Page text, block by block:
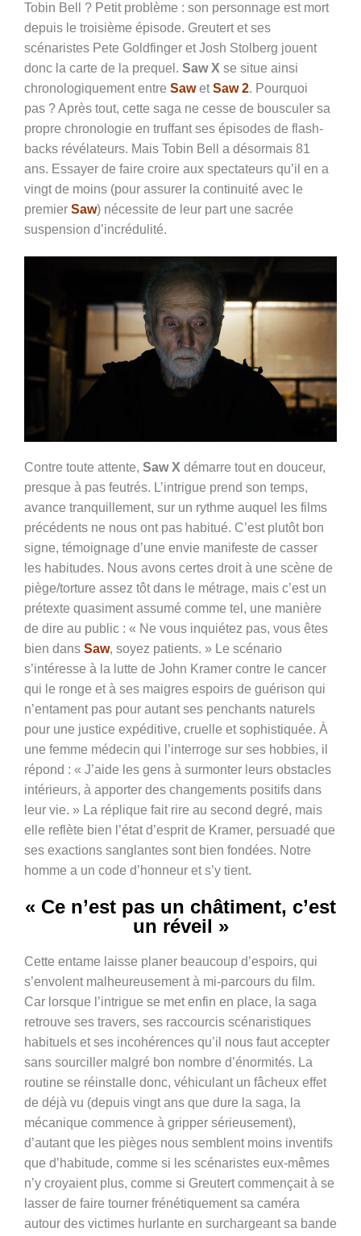
Tobin Bell ? Petit problème : son personnage est mort
depuis le troisième épisode. Greutert et ses
scénaristes Pete Goldfinger et Josh Stolberg jouent
donc la carte de la prequel. Saw X se situe ainsi
chronologiquement entre SawetSaw 2. Pourquoi
pas ? Après tout, cette saga ne cesse de bousculer sa
propre chronologie en truffant ses épisodes de flash-
backs révélateurs. Mais Tobin Bell a désormais 81
ans. Essayer de faire croire aux spectateurs qu’il en a
vingt de moins (pour assurer la continuité avec le
premier Saw) nécessite de leur part une sacrée
suspension d’incrédulité.
Contre toute attente, Saw X démarre tout en douceur,
presque à pas feutrés. L’intrigue prend son temps,
avance tranquillement, sur un rythme auquel les films
précédents ne nous ont pas habitué. C’est plutôt bon
signe, témoignage d’une envie manifeste de casser
les habitudes. Nous avons certes droit à une scène de
piège/torture assez tôt dans le métrage, mais c’est un
prétexte quasiment assumé comme tel, une manière
de dire au public : « Ne vous inquiétez pas, vous êtes
bien dans Saw, soyez patients. » Le scénario
s’intéresse à la lutte de John Kramer contre le cancer
qui le ronge et à ses maigres espoirs de guérison qui
n’entament pas pour autant ses penchants naturels
pour une justice expéditive, cruelle et sophistiquée. À
une femme médecin qui l’interroge sur ses hobbies, il
répond : « J’aide les gens à surmonter leurs obstacles
intérieurs, à apporter des changements positifs dans
leur vie. » La réplique fait rire au second degré, mais
elle reflète bien l’état d’esprit de Kramer, persuadé que
ses exactions sanglantes sont bien fondées. Notre
homme a un code d’honneur et s’y tient.
« Ce n’est pas un châtiment, c’est
un réveil »
Cette entame laisse planer beaucoup d’espoirs, qui
s’envolent malheureusement à mi-parcours du film.
Car lorsque l’intrigue se met enfin en place, la saga
retrouve ses travers, ses raccourcis scénaristiques
habituels et ses incohérences qu’il nous faut accepter
sans sourciller malgré bon nombre d’énormités. La
routine se réinstalle donc, véhiculant un fâcheux effet
de déjà vu (depuis vingt ans que dure la saga, la
mécanique commence à gripper sérieusement),
d’autant que les pièges nous semblent moins inventifs
que d’habitude, comme si les scénaristes eux-mêmes
n’y croyaient plus, comme si Greutert commençait à se
lasser de faire tourner frénétiquement sa caméra
autour des victimes hurlante en surchargeant sa bande